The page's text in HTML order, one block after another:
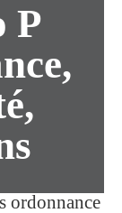
P
ordonnance